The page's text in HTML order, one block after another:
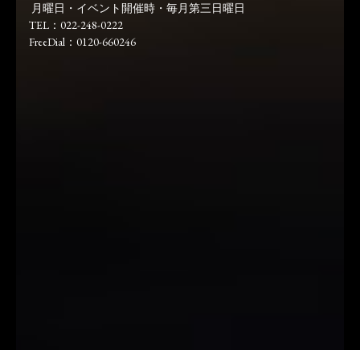
月曜日・イベント開催時・毎月第三日曜日
TEL：022-248-0222
FreeDial：0120-660246